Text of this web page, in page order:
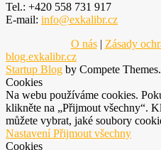
Tel.: +420 558 731 917
E-mail: info@exkalibr.cz
O nás| Zásady
blog.exkalibr.cz
Startup Blog by Compete Themes.
Cookies
Na webu používáme cookies.
klikněte na „Přijmout všechny“.
můžete vybrat, jaké soubory
NastaveníPřijmout všechny
Cookies